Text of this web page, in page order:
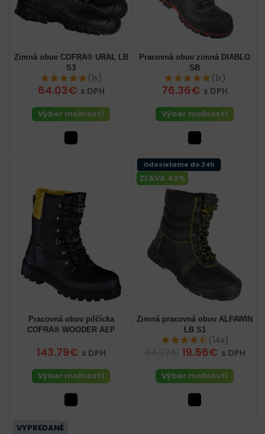
Zimná obuv COFRA® URAL LB
S3
(1x)
64.03€ s DPH
Výber možností
Pracovná obuv zimná DIABLO
SB
(1x)
76.36€ s DPH
Výber možností
Pracovná obuv pilčícka
COFRA® WOODER AEP
143.79€ s DPH
Výber možností
ZĽAVA 43%
Odosielame do 24h
Zimná pracovná obuv ALFAWIN
LB S1
(14x)
19.56€ s DPH
Výber možností
VYPREDANÉ